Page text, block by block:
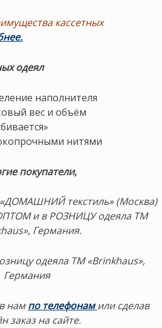
кассетных
одеял
наполнителя
вес и объём
нитями
покупатели,
«ДОМАШНИЙ текстиль» (Москва)
и в РОЗНИЦУ одеяла ТМ
Германия.
одеяла ТМ «Brinkhaus»,
Германия
нампо телефонам или сделав
заказ на сайте.